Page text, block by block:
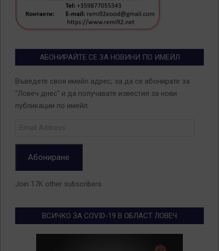
АБОНИРАЙТЕ СЕ ЗА НОВИНИ ПО ИМЕЙЛ
Въведете своя имейл адрес, за да се абонирате за
"Ловеч днес" и да получавате известия за нови
публикации по имейл.
Абониране
Join 17K other subscribers
ВСИЧКО ЗА COVID-19 В ОБЛАСТ ЛОВЕЧ